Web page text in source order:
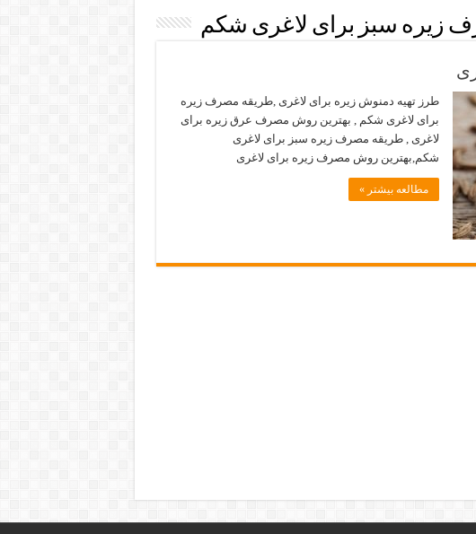
زیره سبز برای لاغری شکم
طرز تهیه دمنوش زیره برای لاغری ,طریقه مصرف زیره
برای لاغری شکم , بهترین روش مصرف عرق زیره برای
لاغری , طریقه مصرف زیره سبز برای لاغری
شکم,بهترین روش مصرف زیره برای لاغری
مطالعه بیشتر »